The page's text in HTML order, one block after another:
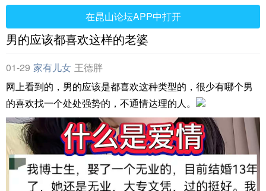
在昆山论坛APP中打开
男的应该都喜欢这样的老婆
01-29 家有儿女 王德胖
网上看到的，男的应该是都喜欢这种类型的，很少有哪个男
的喜欢找一个处处强势的，不通情达理的人。